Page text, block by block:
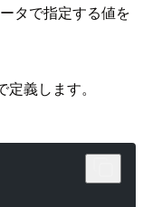
タで指定する値を
義します。